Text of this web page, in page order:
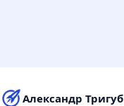
Александр Тригуб